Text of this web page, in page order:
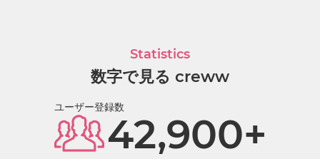
Statistics
数字で見る creww
ユーザー登録数
42,900+